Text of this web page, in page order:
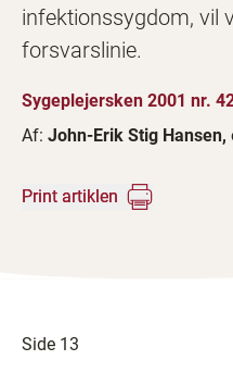
infektionssygdom, vil
forsvarslinie.
Sygeplejersken 2001 nr.
Af: John-Erik Stig Hansen,
Print artiklen
Side 13